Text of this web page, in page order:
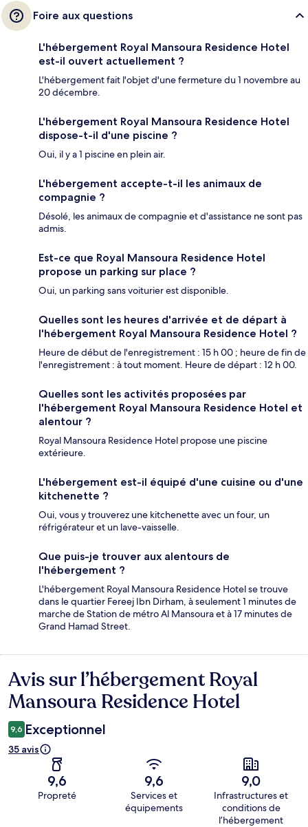
Foire aux questions
L'hébergement Royal Mansoura Residence Hotel
est-il ouvert actuellement ?
L'hébergement fait l'objet d'une fermeture du 1 novembre au
20 décembre.
L'hébergement Royal Mansoura Residence Hotel
dispose-t-il d'une piscine ?
Oui, il y a 1 piscine en plein air.
L'hébergement accepte-t-il les animaux de
compagnie ?
Désolé, les animaux de compagnie et d'assistance ne sont pas
admis.
Est-ce que Royal Mansoura Residence Hotel
propose un parking sur place ?
Oui, un parking sans voiturier est disponible.
Quelles sont les heures d'arrivée et de départ à
l'hébergement Royal Mansoura Residence Hotel ?
Heure de début de l'enregistrement : 15 h 00 ; heure de fin de
l'enregistrement : à tout moment. Heure de départ : 12 h 00.
Quelles sont les activités proposées par
l'hébergement Royal Mansoura Residence Hotel et
alentour ?
Royal Mansoura Residence Hotel propose une piscine
extérieure.
L'hébergement est-il équipé d'une cuisine ou d'une
kitchenette ?
Oui, vous y trouverez une kitchenette avec un four, un
réfrigérateur et un lave-vaisselle.
Que puis-je trouver aux alentours de
l'hébergement ?
L'hébergement Royal Mansoura Residence Hotel se trouve
dans le quartier Fereej Ibn Dirham, à seulement 1 minutes de
marche de Station de métro Al Mansoura et à 17 minutes de
Grand Hamad Street.
Avis
Avis sur l’hébergement Royal
Mansoura Residence Hotel
9,6 Exceptionnel
35 avis
9,6
Propreté
9,6
Services et
équipements
9,0
Infrastructures et
conditions de
l’hébergement